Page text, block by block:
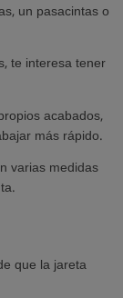
un pasacintas o
te interesa tener
acabados,
más rápido.
varias medidas
que la jareta